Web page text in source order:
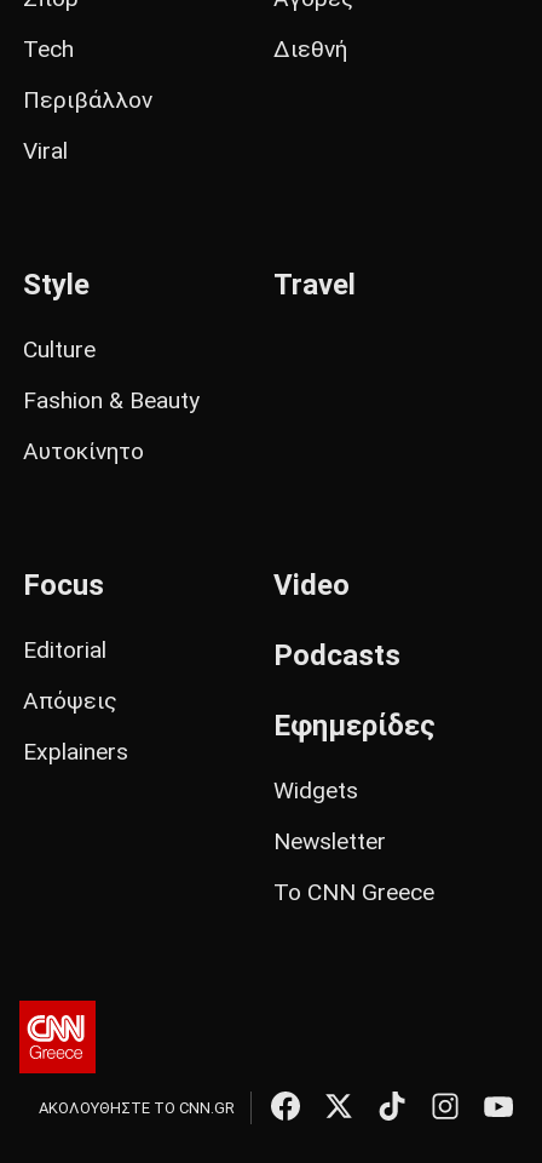
Tech
Περιβάλλον
Viral
Διεθνή
Style
Culture
Fashion & Beauty
Αυτοκίνητο
Travel
Focus
Editorial
Απόψεις
Explainers
Video
Podcasts
Εφημερίδες
Widgets
Newsletter
Το CNN Greece
ΑΚΟΛΟΥΘΗΣΤΕ ΤΟ CNN.GR